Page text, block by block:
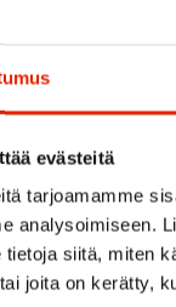
evästeitä
tarjoamamme
analysoimiseen.
tietoja siitä, miten
joita on kerätty,
knees
6.6